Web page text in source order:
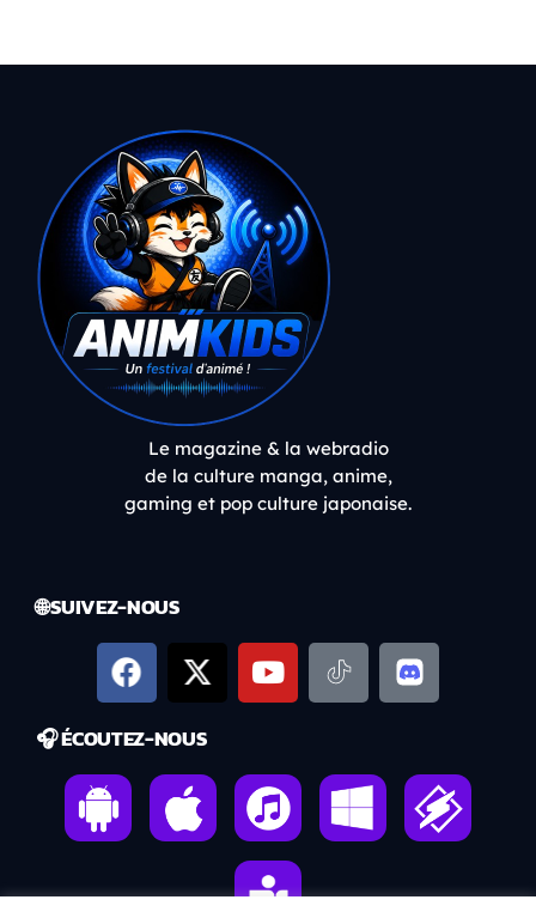
Le magazine & la webradio
de la culture manga, anime,
gaming et pop culture japonaise.
🌐 SUIVEZ-NOUS
🎧 ÉCOUTEZ-NOUS